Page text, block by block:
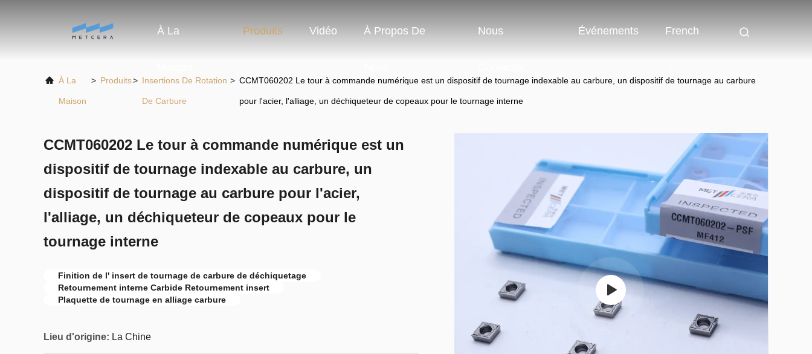
À La Produits Vidéo À Propos De Nous Événements French
À La
Maison
> Produits> Insertions De Rotation
De Carbure
> CCMT060202 Le tour à commande numérique est un dispositif de tournage indexable au carbure, un dispositif de tournage au carbure
pour l'acier, l'alliage, un déchiqueteur de copeaux pour le tournage interne
CCMT060202 Le tour à commande numérique est un
dispositif de tournage indexable au carbure, un
dispositif de tournage au carbure pour l'acier,
l'alliage, un déchiqueteur de copeaux pour le
tournage interne
Finition de l' insert de tournage de carbure de déchiquetage
Retournement interne Carbide Retournement insert
Plaquette de tournage en alliage carbure
Lieu d'origine: La Chine